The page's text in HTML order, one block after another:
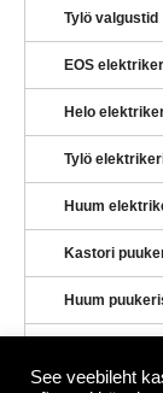
Tylö valgustid
EOS
Helo
Tylö
Huum
Kastori
Huum
See veebileht